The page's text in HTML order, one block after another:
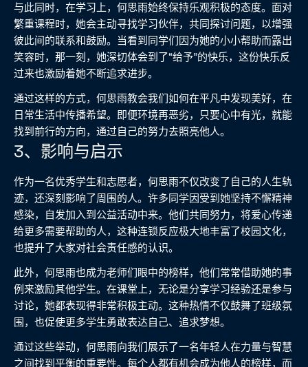
与此同时，在学习上，何思雨始终保持乐观积极的态度。面对
繁重课程时，她会主动寻找学习伙伴，共同探讨问题，以增强
彼此间的联系和鼓励。当看到同学们因为她的小小帮助而露出
笑容时，那一刻，她深切体会到了“给予”的快乐，这份快乐反
过来也激励着她不断追求进步。
通过这样的方式，何思雨教会我们如何在平凡中发现美好，在
日常生活中传播希望。即便环境再恶劣，只要心中有光，就能
找到前行的方向，通过自己的努力去照亮他人。
3、影响与启示
作为一名优秀学生和志愿者，何思雨不仅改变了自己的人生轨
迹，还深刻影响了周围的人。许多同学因受到她坚持不懈精神
感染，自发加入到公益活动中来。他们共同努力，将爱心传递
给更多需要帮助的人，这种连锁反应极大地丰富了校园文化，
也提升了大家对社会责任感的认识。
此外，何思雨也成为老师们眼中的榜样，他们常常借助她的事
例来激励其他学生。在课堂上，无论是分享学习经验还是参与
讨论，她都表现得非常积极主动。这种热情不仅鼓舞了班级氛
围，也促使更多学生勇敢表达自己、追求梦想。
通过这些举动，何思雨向我们展示了一名年轻人在力量与智慧
之间找到平衡的重要性。每个人都有机会成为他人的榜样，而